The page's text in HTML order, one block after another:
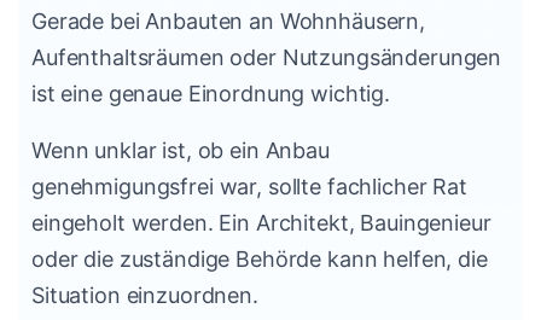
Gerade bei Anbauten an Wohnhäusern,
Aufenthaltsräumen oder Nutzungsänderungen
ist eine genaue Einordnung wichtig.
Wenn unklar ist, ob ein Anbau
genehmigungsfrei war, sollte fachlicher Rat
eingeholt werden. Ein Architekt, Bauingenieur
oder die zuständige Behörde kann helfen, die
Situation einzuordnen.